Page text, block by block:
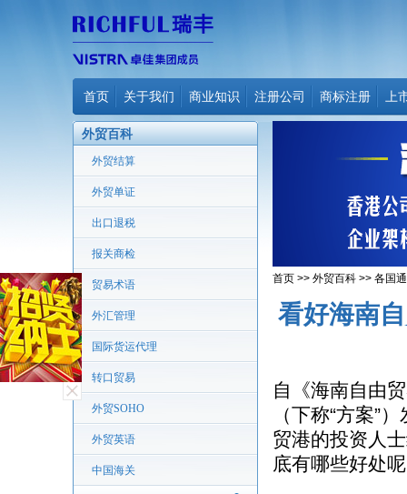
首页 关于我们 商业知识 注册公司 商标注册 上
外贸百科
外贸结算
外贸单证
出口退税
报关商检
贸易术语
外汇管理
国际货运代理
转口贸易
外贸SOHO
外贸英语
中国海关
首页 >> 外贸百科 >> 各国
看好海南
自《海南自由
（下称“方案”
贸港的投资人
底有哪些好处